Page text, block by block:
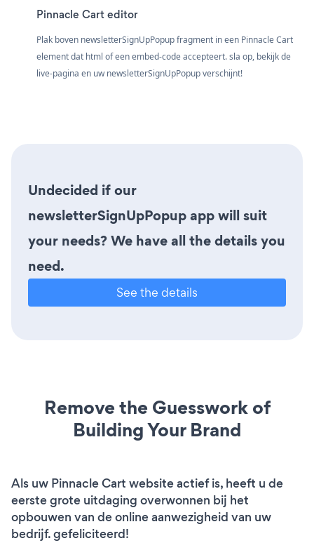
Pinnacle Cart editor
Plak boven newsletterSignUpPopup fragment in een Pinnacle Cart
element dat html of een embed-code accepteert. sla op, bekijk de
live-pagina en uw newsletterSignUpPopup verschijnt!
Undecided if our
newsletterSignUpPopup app will suit
your needs? We have all the details you
need.
See the details
Remove the Guesswork of
Building Your Brand
Als uw Pinnacle Cart website actief is, heeft u de
eerste grote uitdaging overwonnen bij het
opbouwen van de online aanwezigheid van uw
bedrijf. gefeliciteerd!